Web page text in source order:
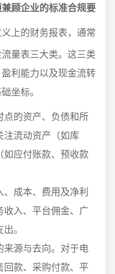
顾企业的标准合规要
上的财务报表，通常
量表三大类。这三类
利能力以及现金流转
坐标。
点的资产、负债和所
注流动资产（如库
应付账款、预收款
成本、费用及净利
入、平台佣金、广
。
源与去向。对于电
回款、采购付款、平